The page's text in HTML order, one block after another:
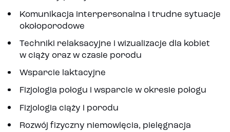
Komunikacja interpersonalna i trudne sytuacje
okołoporodowe
Techniki relaksacyjne i wizualizacje dla kobiet
w ciąży oraz w czasie porodu
Wsparcie laktacyjne
Fizjologia połogu i wsparcie w okresie połogu
Fizjologia ciąży i porodu
Rozwój fizyczny niemowlęcia, pielęgnacja